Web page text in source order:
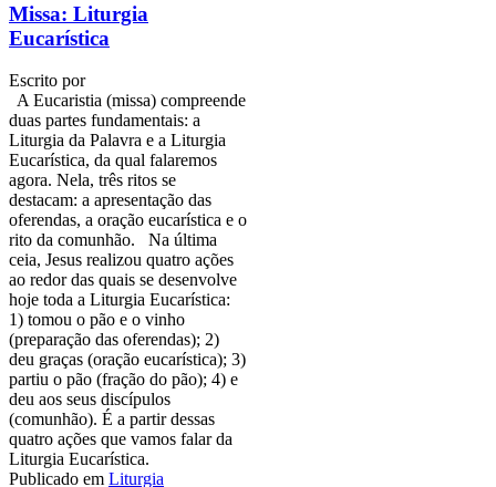
Missa: Liturgia
Eucarística
Escrito por
A Eucaristia (missa) compreende
duas partes fundamentais: a
Liturgia da Palavra e a Liturgia
Eucarística, da qual falaremos
agora. Nela, três ritos se
destacam: a apresentação das
oferendas, a oração eucarística e o
rito da comunhão. Na última
ceia, Jesus realizou quatro ações
ao redor das quais se desenvolve
hoje toda a Liturgia Eucarística:
1) tomou o pão e o vinho
(preparação das oferendas); 2)
deu graças (oração eucarística); 3)
partiu o pão (fração do pão); 4) e
deu aos seus discípulos
(comunhão). É a partir dessas
quatro ações que vamos falar da
Liturgia Eucarística.
Publicado em Liturgia